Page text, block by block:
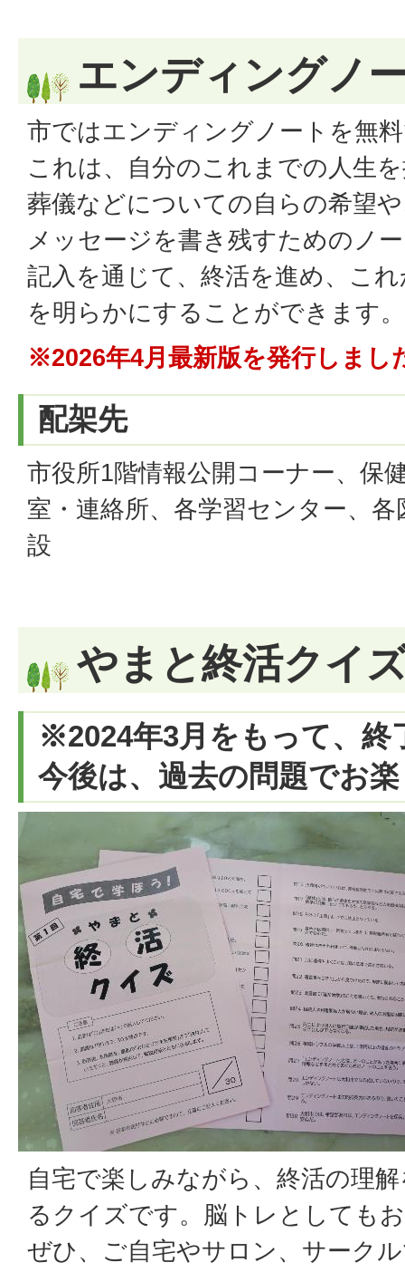
エンディングノ
市ではエンディングノートを無
これは、自分のこれまでの人生
葬儀などについての自らの希望
メッセージを書き残すためのノ
記入を通じて、終活を進め、こ
を明らかにすることができます。
※2026年4月最新版を発行しまし
配架先
市役所1階情報公開コーナー、保
室・連絡所、各学習センター、
設
やまと終活クイ
※2024年3月をもって、終
今後は、過去の問題でお
自宅で楽しみながら、終活の理
るクイズです。脳トレとしても
ぜひ、ご自宅やサロン、サーク